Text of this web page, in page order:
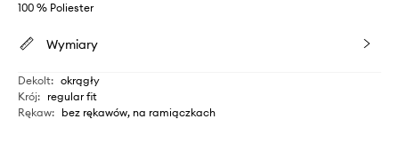
100 % Poliester
Wymiary
Dekolt: okrągły
Krój: regular fit
Rękaw: bez rękawów, na ramiączkach